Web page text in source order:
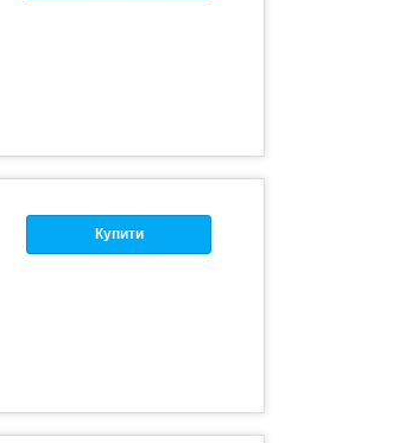
Купити